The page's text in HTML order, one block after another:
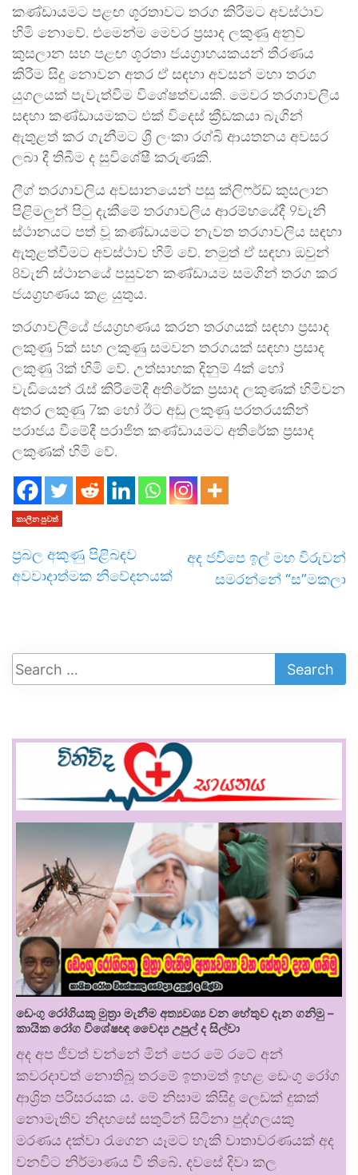
කණ්ඩායමට පළඟ ශූරතාවට තරග කිරීමට අවස්ථාව
හිමි නොවේ. එමෙන්ම මෙවර ප්‍රසාද ලකුණු අනුව
කුසලාන සහ පළඟ ශූරතා ජයග්‍රාහයක‍යන් තීරණය
කිරීම සිදු නොවන අතර ඒ සඳහා අවසන් මහා තරග
යුගලයක් පැවැත්වීම විශේෂත්වයකි. මෙවර තරගාවලිය
සඳහා කණ්ඩායමකට එක් විදෙස් ක්‍රීඩකයා බැගින්
ඇතුළත් කර ගැනීමට ශ්‍රී ලංකා රග්බි ආයතනය අවසර
ලබා දී තිබීම ද සුවිශේෂී කරුණකි.
ලීග් තරගාවලිය අවසානයෙන් පසු ක්ලිෆර්ඩ් කුසලාන
පිළිමලුන් පිටු දැකීමේ තරගාවලිය ආරම්භයේදී 9වැනි
ස්ථානයට පත් වූ කණ්ඩායමට නැවත තරගාවලිය සඳහා
ඇතුළත්වීමට අවස්ථාව හිමි වේ. නමුත් ඒ සඳහා ඔවුන්
8වැනි ස්ථානයේ පසුවන කණ්ඩායම සමගින් තරග කර
ජයග්‍රහණය කළ යුතුය.
තරගාවලියේ ජයග්‍රහණය කරන තරගයක් සඳහා ප්‍රසාද
ලකුණු 5ක් සහ ලකුණු සමවන තරගයක් සඳහා ප්‍රසාද
ලකුණු 3ක් හිමි වේ. උත්සාහක දිනුම් 4ක් හෝ
වැඩියෙන් ‍රැස් කිරිමේදී අතිරේක ප්‍රසාද ලකුණක් හිමිවන
අතර ලකුණු 7ක හෝ ඊට අඩු ලකුණු පරතරයකින්
පරාජය වීමේදී පරාජිත කණ්ඩායමට අතිරේක ප්‍රසාද
ලකුණක් හිමි වේ.
කාලීන පුවත්
ප්‍රබල අකුණු පිළිබඳව
අවවාදාත්මක නිවේදනයක්
අද ජවිපෙ ඉල් මහ විරුවන්
සමරන්නේ “ස”මකලා
ඩෙංගු රෝගියකු ⁣මුත්‍රා මැනීම අත්‍යවශ්‍ය වන හේතුව දැන ගනිමු –
කායික රෝග විශේෂඥ වෛද්‍ය උපුල් ද සිල්වා
අද අප ජීවත් වන්නේ මින් පෙර මේ රටේ අන්
කවරදාවත් නොතිබූ තරමේ ඉතාමත් ඉහළ ඩෙංගු රෝග
ආශ්‍රිත පරිසරයක ය. මේ නිසාම කිසිදු ලෙඩක් දුකක්
නොමැතිව නිදහසේ සතුටින් සිටිනා පුද්ගලයකු
මරණය දක්වා රැගෙන යෑමට හැකි වාතාවරණයක් අද
වනවිට නිර්මාණය වී තිබේ. දවසේ දිවා කල